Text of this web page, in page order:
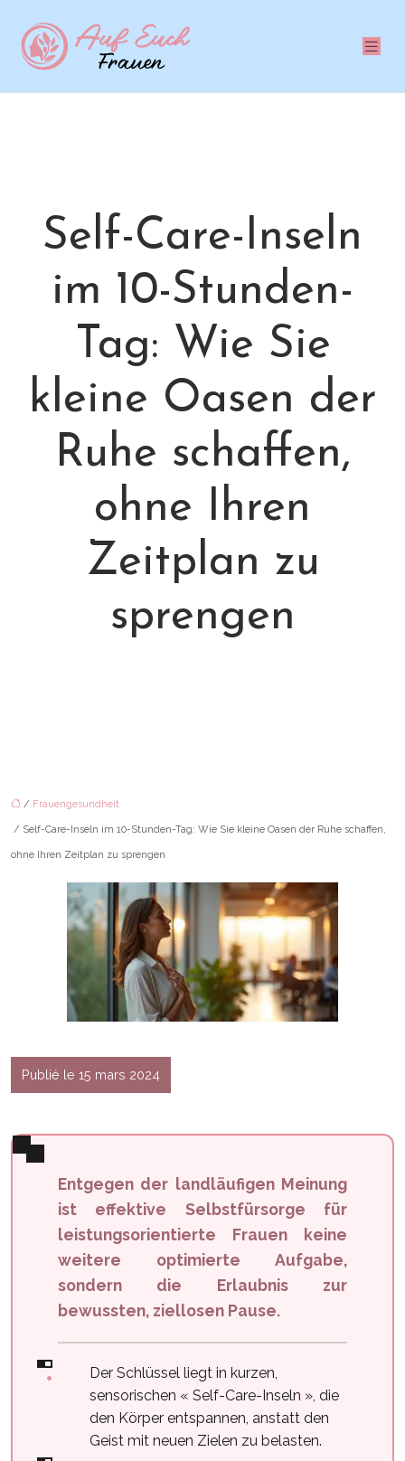
Self-Care-Inseln
im 10-Stunden-
Tag: Wie Sie
kleine Oasen der
Ruhe schaffen,
ohne Ihren
Zeitplan zu
sprengen
/ Frauengesundheit
/ Self-Care-Inseln im 10-Stunden-Tag: Wie Sie kleine Oasen der Ruhe schaffen,
ohne Ihren Zeitplan zu sprengen
Publié le 15 mars 2024
Entgegen der landläufigen Meinung
ist effektive Selbstfürsorge für
leistungsorientierte Frauen keine
weitere optimierte Aufgabe,
sondern die Erlaubnis zur
bewussten, ziellosen Pause.
Der Schlüssel liegt in kurzen,
sensorischen « Self-Care-Inseln », die
den Körper entspannen, anstatt den
Geist mit neuen Zielen zu belasten.